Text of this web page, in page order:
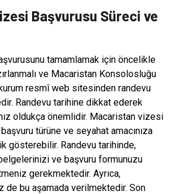
Başvurusu Süreci ve
tamamlamak için öncelikle
ve Macaristan Konsolosluğu
resmî web sitesinden randevu
Randevu tarihine dikkat ederek
oldukça önemlidir. Macaristan vizesi
türüne ve seyahat amacınıza
gösterebilir. Randevu tarihinde,
ve başvuru formunuzu
gerekmektedir. Ayrıca,
de bu aşamada verilmektedir. Son